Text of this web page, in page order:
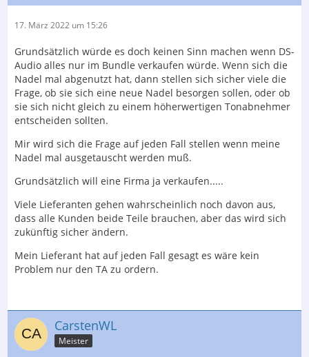
17. März 2022 um 15:26
Grundsätzlich würde es doch keinen Sinn machen wenn DS-
Audio alles nur im Bundle verkaufen würde. Wenn sich die
Nadel mal abgenutzt hat, dann stellen sich sicher viele die
Frage, ob sie sich eine neue Nadel besorgen sollen, oder ob
sie sich nicht gleich zu einem höherwertigen Tonabnehmer
entscheiden sollten.
Mir wird sich die Frage auf jeden Fall stellen wenn meine
Nadel mal ausgetauscht werden muß.
Grundsätzlich will eine Firma ja verkaufen.....
Viele Lieferanten gehen wahrscheinlich noch davon aus,
dass alle Kunden beide Teile brauchen, aber das wird sich
zukünftig sicher ändern.
Mein Lieferant hat auf jeden Fall gesagt es wäre kein
Problem nur den TA zu ordern.
CarstenWL
Meister